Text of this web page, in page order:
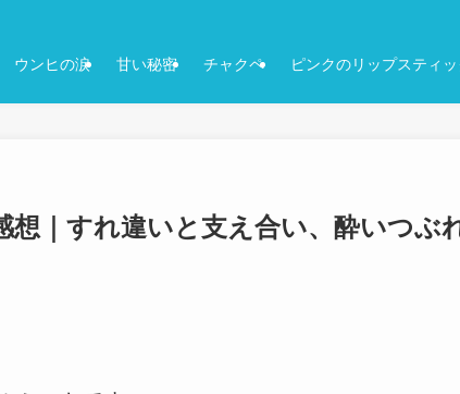
ウンヒの涙 甘い秘密 チャクペ ピンクのリップスティ
｜すれ違いと支え合い、酔いつぶ